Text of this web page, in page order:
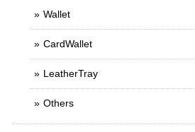
Wallet
CardWallet
LeatherTray
Others